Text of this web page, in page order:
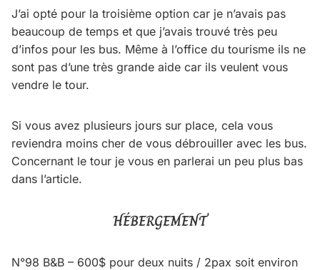
J’ai opté pour la troisième option car je n’avais pas
beaucoup de temps et que j’avais trouvé très peu
d’infos pour les bus. Même à l’office du tourisme ils ne
sont pas d’une très grande aide car ils veulent vous
vendre le tour.
Si vous avez plusieurs jours sur place, cela vous
reviendra moins cher de vous débrouiller avec les bus.
Concernant le tour je vous en parlerai un peu plus bas
dans l’article.
HÉBERGEMENT
N°98 B&B – 600$ pour deux nuits / 2pax soit environ